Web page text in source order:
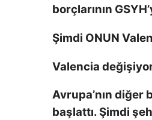
borçlarının
Şimdi ONUN
Valencia
Avrupa’nın diğer
başlattı. Şimdi